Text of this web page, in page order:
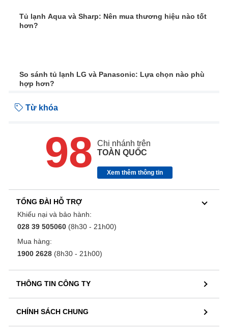
Tủ lạnh Aqua và Sharp: Nên mua thương hiệu nào tốt
hơn?
So sánh tủ lạnh LG và Panasonic: Lựa chọn nào phù
hợp hơn?
Từ khóa
98
Chi nhánh trên
TOÀN QUỐC
Xem thêm thông tin
TỔNG ĐÀI HỖ TRỢ
Khiếu nại và bảo hành:
028 39 505060 (8h30 - 21h00)
Mua hàng:
1900 2628 (8h30 - 21h00)
THÔNG TIN CÔNG TY
CHÍNH SÁCH CHUNG